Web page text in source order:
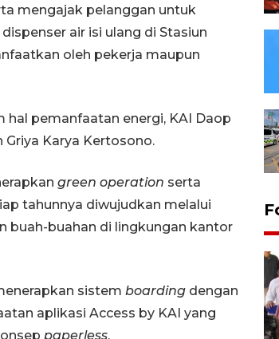
mengajak pelanggan untuk
air isi ulang di Stasiun
oleh pekerja maupun
hal pemanfaatan energi, KAI Daop
Karya Kertosono.
green operation serta
tahunnya diwujudkan melalui
buah-buahan di lingkungan kantor
sistem boarding dengan
aplikasi Access by KAI yang
paperless.